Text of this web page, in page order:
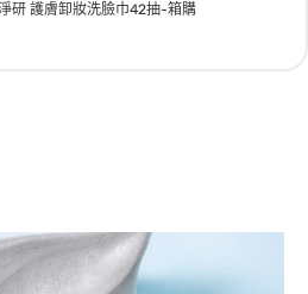
研 護膚卸妝洗臉巾42抽-箱購